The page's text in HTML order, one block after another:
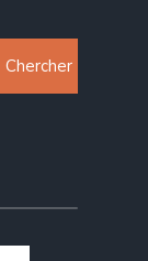
Chercher